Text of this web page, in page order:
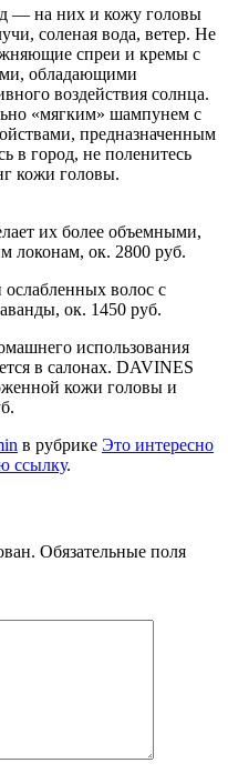
— на них и кожу головы
соленая вода, ветер. Не
спреи и кремы с
обладающими
воздействия солнца.
«мягким» шампунем с
предназначенным
в город, не поленитесь
кожи головы.
их более объемными,
локонам, ок. 2800 руб.
волос с
ок. 1450 руб.
использования
в салонах. DAVINES
кожи головы и
в рубрике Это интересно
ссылку.
Обязательные поля